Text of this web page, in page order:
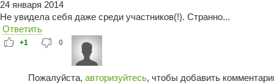
24 января 2014
Не увидела себя даже среди участников(!). Странно...
Ответить
+1 0
Пожалуйста, авторизуйтесь, чтобы добавить